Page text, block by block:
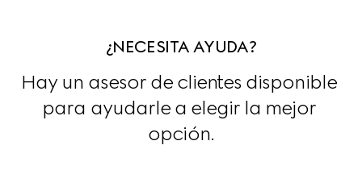
¿NECESITA AYUDA?
Hay un asesor de clientes disponible
para ayudarle a elegir la mejor
opción.